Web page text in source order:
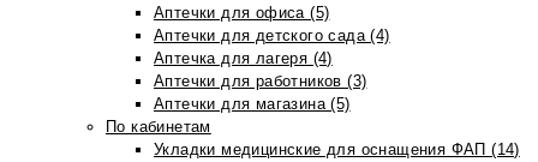
Аптечки для офиса (5)
Аптечки для детского сада (4)
Аптечка для лагеря (4)
Аптечки для работников (3)
Аптечки для магазина (5)
По кабинетам
Укладки медицинские для оснащения ФАП (14)